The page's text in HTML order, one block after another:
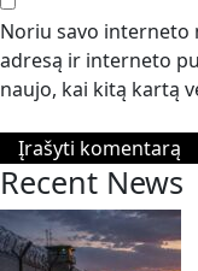
Noriu savo interneto
adresą ir interneto
naujo, kai kitą kartą
Recent News